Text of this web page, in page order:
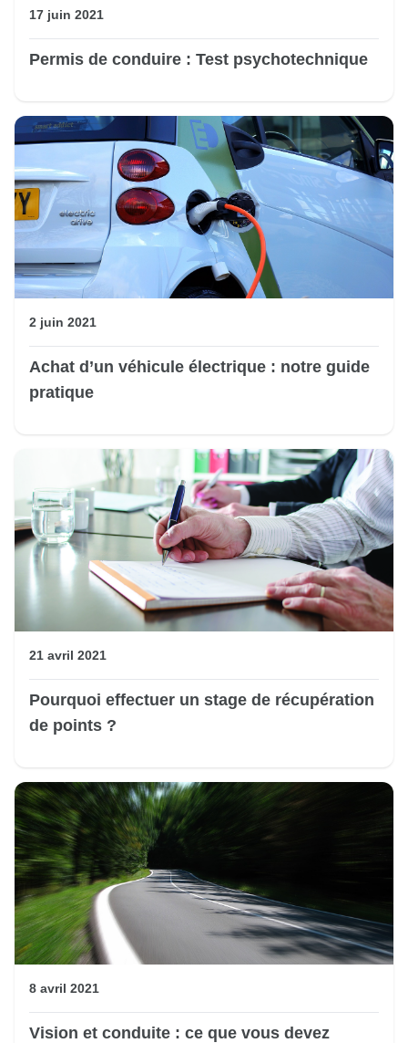
17 juin 2021
Permis de conduire : Test psychotechnique
2 juin 2021
Achat d’un véhicule électrique : notre guide
pratique
21 avril 2021
Pourquoi effectuer un stage de récupération
de points ?
8 avril 2021
Vision et conduite : ce que vous devez